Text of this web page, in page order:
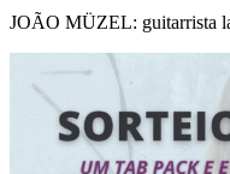
JOÃO MÜZEL: guitarrista